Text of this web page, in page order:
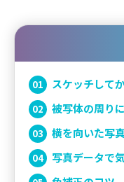
スケッチして
被写体の周り
横を向いた写
写真データで